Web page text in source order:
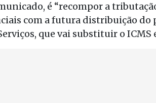
é “recompor a
com a futura distribuição do
que vai substituir o ICMS